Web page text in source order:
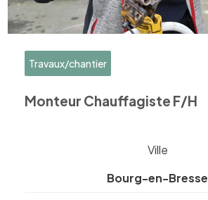
Travaux/chantier
Monteur Chauffagiste F/H
Ville
Bourg-en-Bresse